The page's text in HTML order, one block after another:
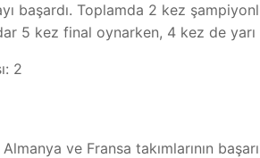
başardı. Toplamda 2 kez
5 kez final oynarken, 4 kez de
2
ve Fransa takımlarının